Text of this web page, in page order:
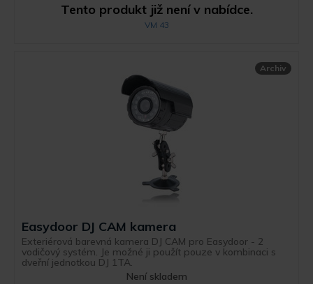
Tento produkt již není v nabídce.
VM 43
Archiv
Easydoor DJ CAM kamera
Exteriérová barevná kamera DJ CAM pro Easydoor - 2
vodičový systém. Je možné ji použít pouze v kombinaci s
dveřní jednotkou DJ 1TA.
Není skladem